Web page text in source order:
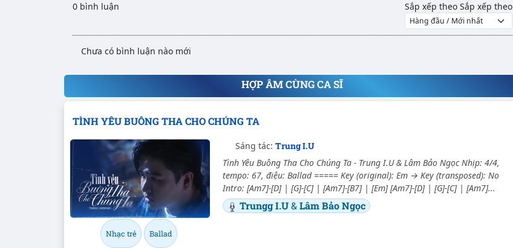
0 bình luận Sắp xếp theo Sắp xếp theo
Chưa có bình luận nào mới
HỢP ÂM CÙNG CA SĨ
TÌNH YÊU BUÔNG THA CHO CHÚNG TA
Nhạc trẻ Ballad
Sáng tác: Trung I.U
Tình Yêu Buông Tha Cho Chúng Ta - Trung I.U & Lâm Bảo Ngọc Nhịp: 4/4,
tempo: 67, điệu: Ballad ===== Key (original): Em → Key (transposed): No
Intro: [Am7]-[D] | [G]-[C] | [Am7]-[B7] | [Em] [Am7]-[D] | [G]-[C] | [Am7]...
Trungg I.U&Lâm Bảo Ngọc